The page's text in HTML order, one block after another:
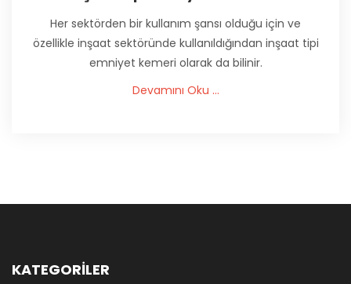
Her sektörden bir kullanım şansı olduğu için ve
özellikle inşaat sektöründe kullanıldığından inşaat tipi
emniyet kemeri olarak da bilinir.
Devamını Oku ...
KATEGORİLER